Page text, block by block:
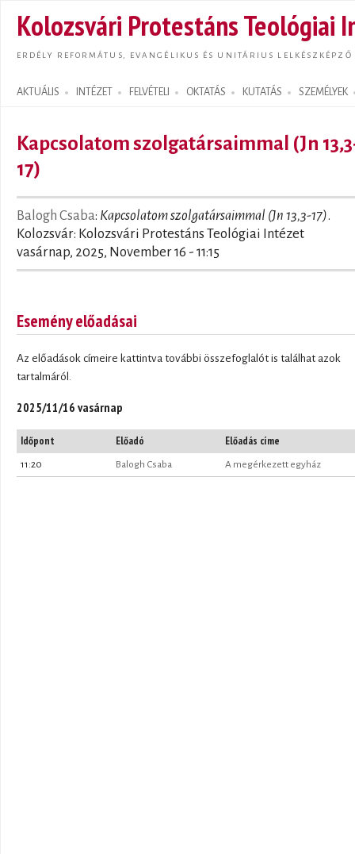
Kolozsvári Protestáns Teológiai
ERDÉLY REFORMÁTUS, EVANGÉLIKUS ÉS UNITÁRIUS LELKÉSZKÉPZŐ
AKTUÁLIS INTÉZET FELVÉTELI OKTATÁS KUTATÁS SZEMÉLYEK
Search form
Kapcsolatom szolgatársaimmal (Jn
17)
Balogh Csaba: Kapcsolatom szolgatársaimmal (Jn 13,3-17).
Kolozsvár: Kolozsvári Protestáns Teológiai Intézet
vasárnap, 2025, November 16 - 11:15
Esemény előadásai
Az előadások címeire kattintva további összefoglalót is találhat azok
tartalmáról.
2025/11/16 vasárnap
Időpont Előadó Előadás címe
11:20 Balogh Csaba A megérkezett egyház